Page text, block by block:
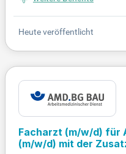
slungsreiches
ientierten Unternehmen.
gen.
Heute veröffentlicht
Facharzt (m/w/d) für
(m/w/d) mit der